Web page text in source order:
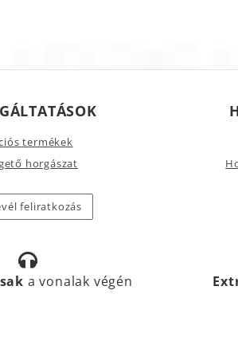
termékek
horgászat
feliratkozás
a vonalak végén